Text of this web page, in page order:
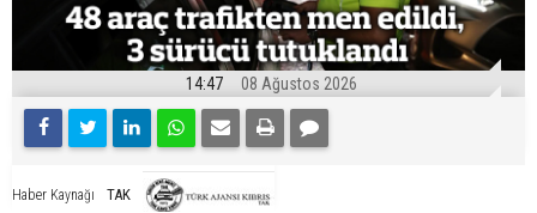
14:47 08 Ağustos 2026
Haber Kaynağı TAK